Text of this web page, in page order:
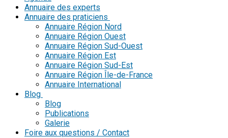
Annuaire des experts
Annuaire des praticiens
Annuaire Région Nord
Annuaire Région Ouest
Annuaire Région Sud-Ouest
Annuaire Région Est
Annuaire Région Sud-Est
Annuaire Région Île-de-France
Annuaire International
Blog
Blog
Publications
Galerie
Foire aux questions / Contact